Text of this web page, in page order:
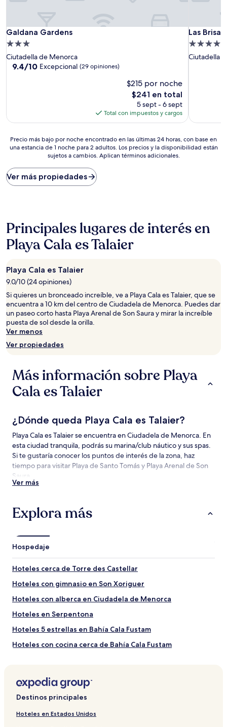
Galdana Gardens
Galdana Gardens
Propiedad
de
3.0
Ciutadella de Menorca
9.4
9.4/10 Excepcional (29 opiniones)
$215 por noche
El
precio
actual
es
$241
$241 en total
5 sept - 6 sept
Total con impuestos y cargos
Las Brisas
Las Brisas
Propiedad
de
Ciutadella
Precio
más
por
noche
encontrado
24
horas,
con
base
una
estancia
de
1
noche
para
2
adultos.
precios
disponibilidad
están
sujetos
Aplican
términos
adicionales.
Precio más bajo por noche encontrado en las últimas 24 horas, con base en
una estancia de 1 noche para 2 adultos. Los precios y la disponibilidad están
sujetos a cambios. Aplican términos adicionales.
Ver más propiedades
Principales lugares de interés en
Playa Cala es Talaier
Playa Cala es Talaier
9.0/10 (24 opiniones)
Si quieres un bronceado increíble, ve a Playa Cala es Talaier, que se
encuentra a 10 km del centro de Ciudadela de Menorca. Puedes dar
un paseo corto hasta Playa Arenal de Son Saura y mirar la increíble
puesta de sol desde la orilla.
Ver menos
Ver propiedades
Más información sobre Playa
Cala es Talaier
¿Dónde queda Playa Cala es Talaier?
Playa Cala es Talaier se encuentra en Ciudadela de Menorca. En
esta ciudad tranquila, podrás su marina/club náutico y sus spas.
Si te gustaría conocer los puntos de interés de la zona, haz
tiempo para visitar Playa de Santo Tomás y Playa Arenal de Son
Saura.
Atracciones para visitar cerca de Playa Cala es
Talaier
Playa Arenal de Son Saura
Cala Turqueta
Playa Macarelleta
Otros puntos de interés cerca de Playa Cala es
Parque acuático Aquarock
Parque acuático Aqua Center
Finca Son Martorellet
Cómo llegar a Playa Cala es Talaier
Vuelos a Ciudadela de Menorca
Ciudadela de Menorca
Ver más
Explora más
Hospedaje
Hoteles cerca de Torre des Castellar
Hoteles con gimnasio en Son Xoriguer
Hoteles con alberca en Ciudadela de Menorca
Hoteles en Serpentona
Hoteles 5 estrellas en Bahía Cala Fustam
Hoteles con cocina cerca de Bahía Cala Fustam
Hoteles en Cala'n Bosch
Destinos principales
Hoteles en Estados Unidos